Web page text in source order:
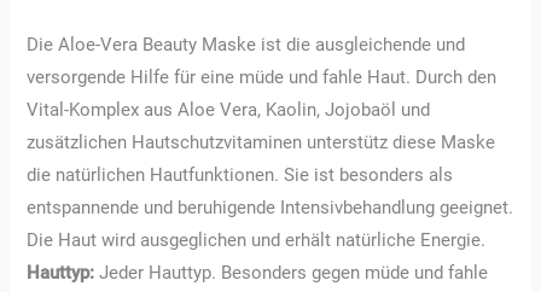
Die Aloe-Vera Beauty Maske ist die ausgleichende und
versorgende Hilfe für eine müde und fahle Haut. Durch den
Vital-Komplex aus Aloe Vera, Kaolin, Jojobaöl und
zusätzlichen Hautschutzvitaminen unterstütz diese Maske
die natürlichen Hautfunktionen. Sie ist besonders als
entspannende und beruhigende Intensivbehandlung geeignet.
Die Haut wird ausgeglichen und erhält natürliche Energie.
Hauttyp:Jeder Hauttyp. Besonders gegen müde und fahle